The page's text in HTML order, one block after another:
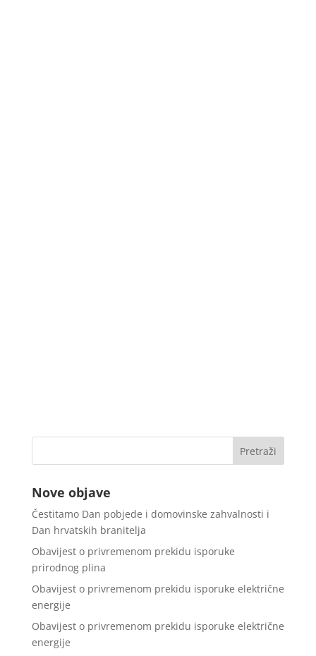
Nove objave
Čestitamo Dan pobjede i domovinske zahvalnosti i
Dan hrvatskih branitelja
Obavijest o privremenom prekidu isporuke
prirodnog plina
Obavijest o privremenom prekidu isporuke električne
energije
Obavijest o privremenom prekidu isporuke električne
energije